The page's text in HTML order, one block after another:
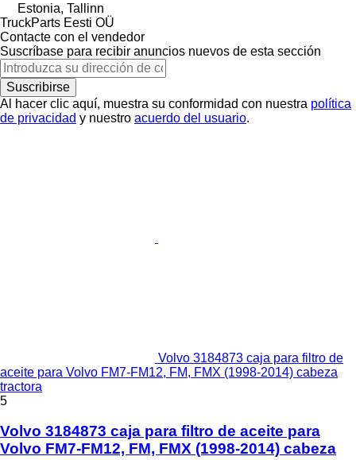
Estonia, Tallinn
TruckParts Eesti OÜ
Contacte con el vendedor
Suscríbase para recibir anuncios nuevos de esta sección
Suscribirse
Al hacer clic aquí, muestra su conformidad con nuestra política
de privacidad y nuestro acuerdo del usuario.
Volvo 3184873 caja para filtro de
aceite para Volvo FM7-FM12, FM, FMX (1998-2014) cabeza
tractora
5
Volvo 3184873 caja para filtro de aceite para
Volvo FM7-FM12, FM, FMX (1998-2014) cabeza